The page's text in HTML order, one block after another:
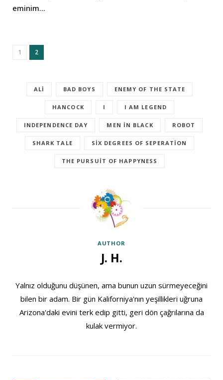
eminim…
1 2
ALI BAD BOYS ENEMY OF THE STATE
HANCOCK I I AM LEGEND
INDEPENDENCE DAY MEN IN BLACK ROBOT
SHARK TALE SIX DEGREES OF SEPERATION
THE PURSUIT OF HAPPYNESS
AUTHOR
J. H.
Yalnız olduğunu düşünen, ama bunun uzun sürmeyeceğini
bilen bir adam. Bir gün Kaliforniya'nın yeşillikleri uğruna
Arizona'daki evini terk edip gitti, geri dön çağrılarına da
kulak vermiyor.